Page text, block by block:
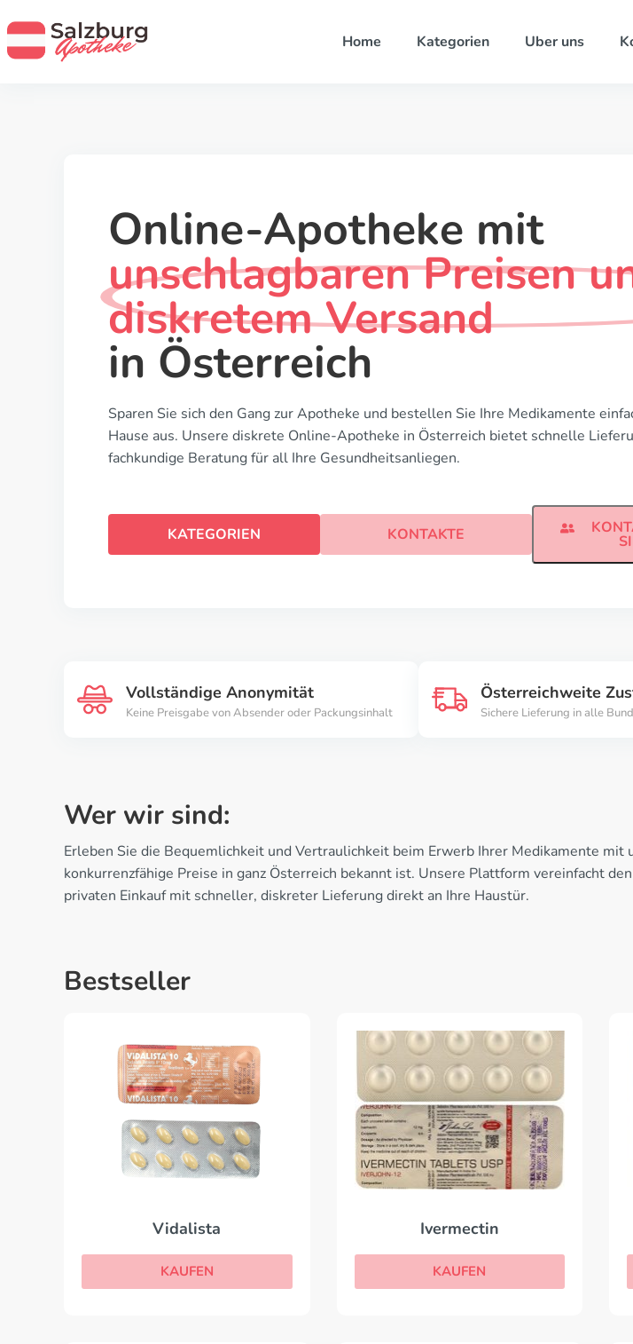
Home Kategorien Uber uns
Online-Apotheke mit
unschlagbaren Preisen
diskretem Versand
in Österreich
Sparen Sie sich den Gang zur Apotheke und bestellen Sie Ihre Medikamente
Hause aus. Unsere diskrete Online-Apotheke in Österreich bietet schnelle
fachkundige Beratung für all Ihre Gesundheitsanliegen.
KATEGORIEN KONTAKTE
Vollständige Anonymität
Keine Preisgabe von Absender oder Packungsinhalt
Österreichweite
Sichere Lieferung in alle
Wer wir sind:
Erleben Sie die Bequemlichkeit und Vertraulichkeit beim Erwerb Ihrer Medikamente
konkurrenzfähige Preise in ganz Österreich bekannt ist. Unsere Plattform vereinfacht
privaten Einkauf mit schneller, diskreter Lieferung direkt an Ihre Haustür.
Bestseller
Vidalista
KAUFEN
Ivermectin
KAUFEN